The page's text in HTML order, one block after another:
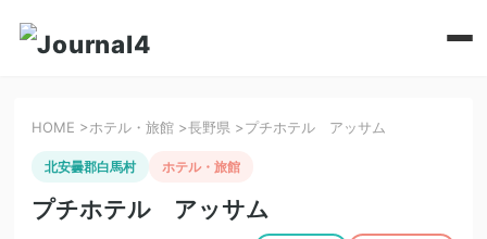
HOME >ホテル・旅館 >長野県 >プチホテル アッサム
北安曇郡白馬村 ホテル・旅館
プチホテル アッサム